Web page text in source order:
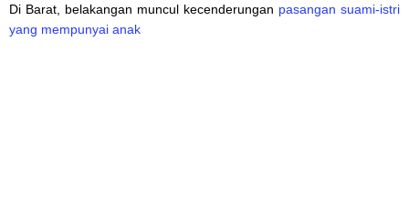
Di Barat, belakangan muncul kecenderungan pasangan suami-istri
yang mempunyai anak